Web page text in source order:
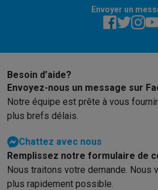
Envoyer un
Besoin d’aide?
Envoyez-nous un message sur
Notre équipe est prête à vous
plus brefs délais.
Chattez avec nous
Remplissez notre formulaire de
Nous traitons votre demande. Nous
plus rapidement possible.